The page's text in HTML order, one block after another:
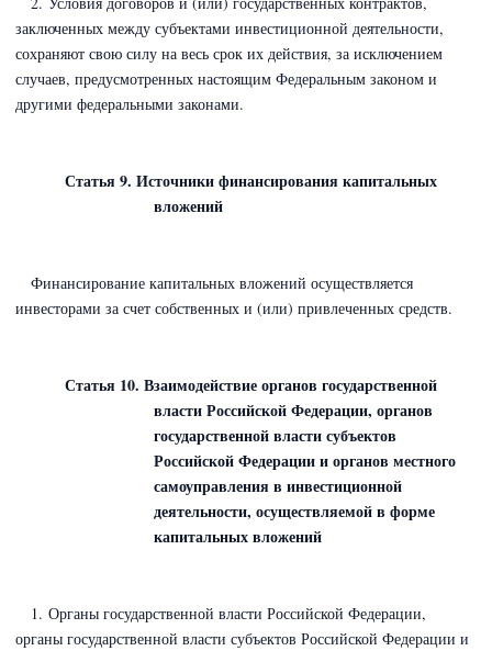
заключенных между субъектами инвестиционной деятельности,
сохраняют свою силу на весь срок их действия, за исключением
случаев, предусмотренных настоящим Федеральным законом и
другими федеральными законами.
Статья 9. Источники финансирования капитальных
вложений
Финансирование капитальных вложений осуществляется
инвесторами за счет собственных и (или) привлеченных средств.
Статья 10. Взаимодействие органов государственной
власти Российской Федерации, органов
государственной власти субъектов
Российской Федерации и органов местного
самоуправления в инвестиционной
деятельности, осуществляемой в форме
капитальных вложений
1. Органы государственной власти Российской Федерации,
органы государственной власти субъектов Российской Федерации и